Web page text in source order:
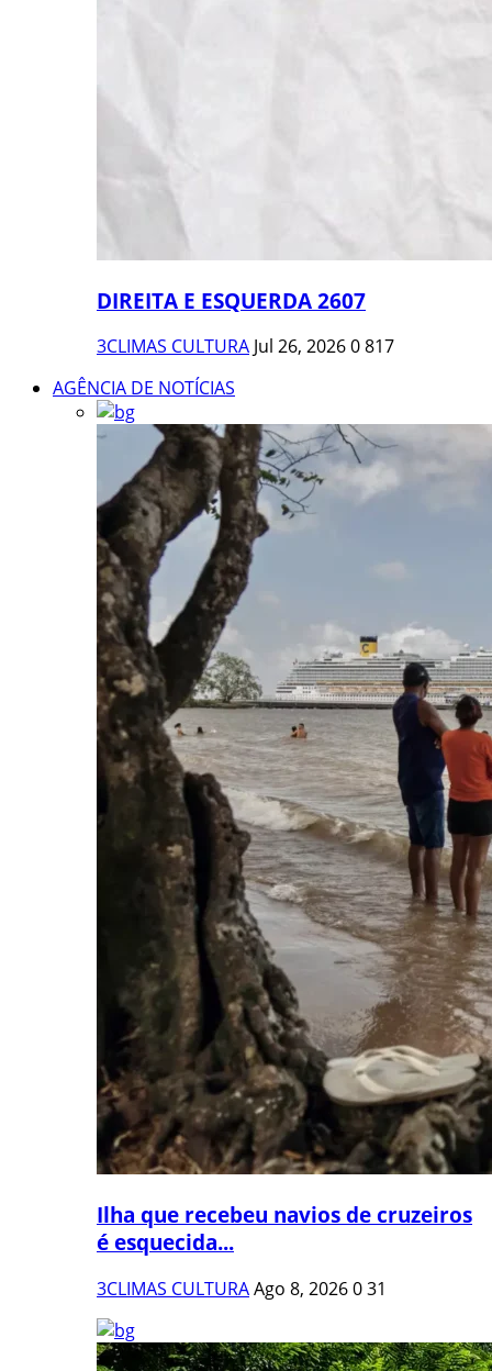
DIREITA E ESQUERDA 2607
3CLIMAS CULTURA Jul 26, 20260817
AGÊNCIA DE NOTÍCIAS
Ilha que recebeu navios de cruzeiros
é esquecida...
3CLIMAS CULTURAAgo 8, 2026031